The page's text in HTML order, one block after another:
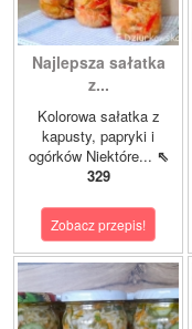
Najlepsza sałatka
z...
Kolorowa sałatka z
kapusty, papryki i
ogórków Niektóre... ⇖
329
Zobacz przepis!